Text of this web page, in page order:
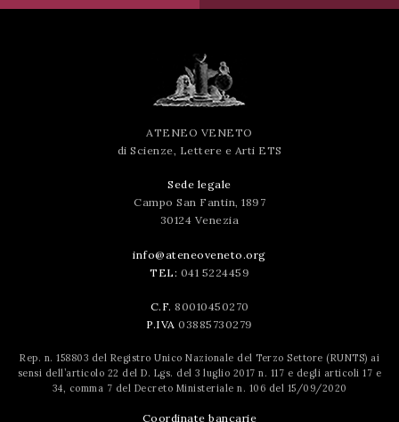
ATENEO VENETO
di Scienze, Lettere e Arti ETS
Sede legale
Campo San Fantin, 1897
30124 Venezia
info@ateneoveneto.org
TEL: 041 5224459
C.F. 80010450270
P.IVA 03885730279
Rep. n. 158803 del Registro Unico Nazionale del Terzo Settore (RUNTS) ai
sensi dell’articolo 22 del D. Lgs. del 3 luglio 2017 n. 117 e degli articoli 17 e
34, comma 7 del Decreto Ministeriale n. 106 del 15/09/2020
Coordinate bancarie